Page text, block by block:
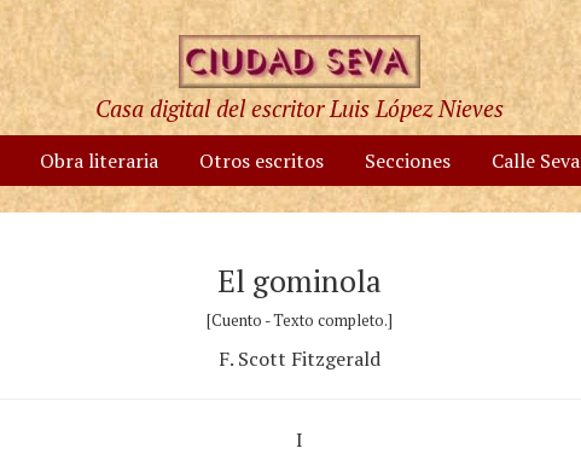
Casa digital del escritor Luis López Nieves
Obra literaria Otros escritos Secciones Calle Seva
El gominola
[Cuento - Texto completo.]
F. Scott Fitzgerald
I